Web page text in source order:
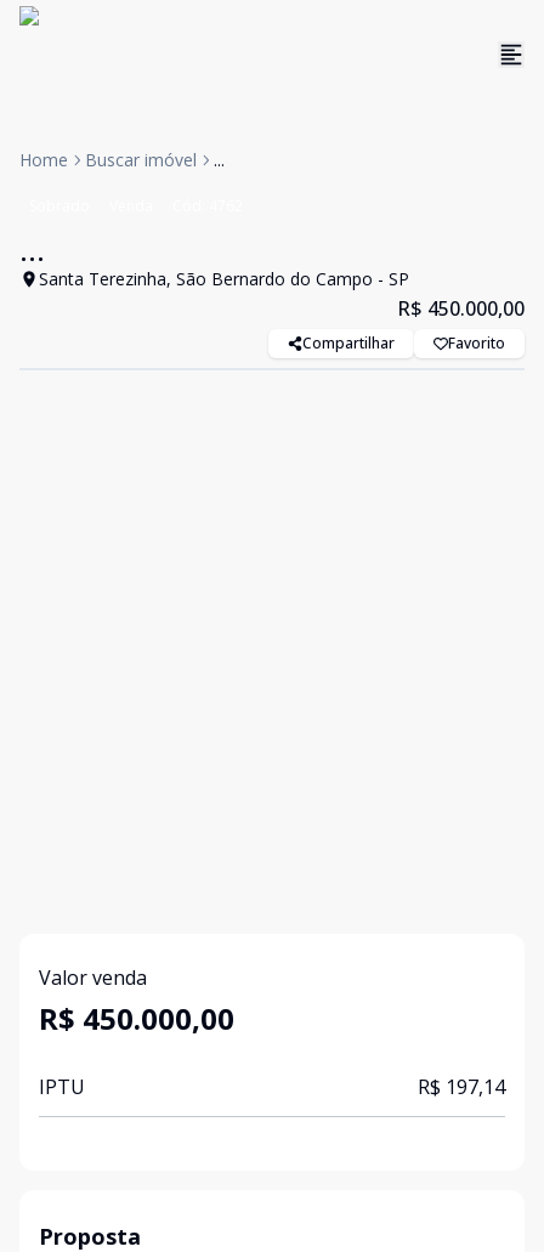
Home Buscar imóvel ...
...
Santa Terezinha, São Bernardo do Campo - SP
R$ 450.000,00
Compartilhar Favorito
Valor venda
R$ 450.000,00
IPTU R$ 197,14
Proposta